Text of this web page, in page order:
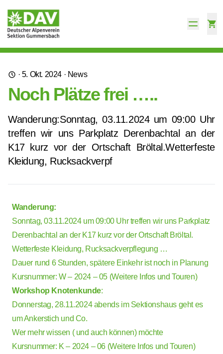
· 5. Okt. 2024 · News
Noch Plätze frei …..
Wanderung:Sonntag, 03.11.2024 um 09:00 Uhr
treffen wir uns Parkplatz Derenbachtal an der
K17 kurz vor der Ortschaft Bröltal.Wetterfeste
Kleidung, Rucksackverpf
Wanderung:
Sonntag, 03.11.2024 um 09:00 Uhr treffen wir uns Parkplatz
Derenbachtal an der K17 kurz vor der Ortschaft Bröltal.
Wetterfeste Kleidung, Rucksackverpflegung …
Dauer rund 6 Stunden, spätere Einkehr ist noch in Planung
Kursnummer: W – 2024 – 05 (Weitere Infos und Touren)
Workshop Knotenkunde:
Donnerstag, 28.11.2024 abends im Sektionshaus geht es
um Ankerstich und Co.
Wer mehr wissen ( und auch können) möchte
Kursnummer: K – 2024 – 06 (Weitere Infos und Touren)